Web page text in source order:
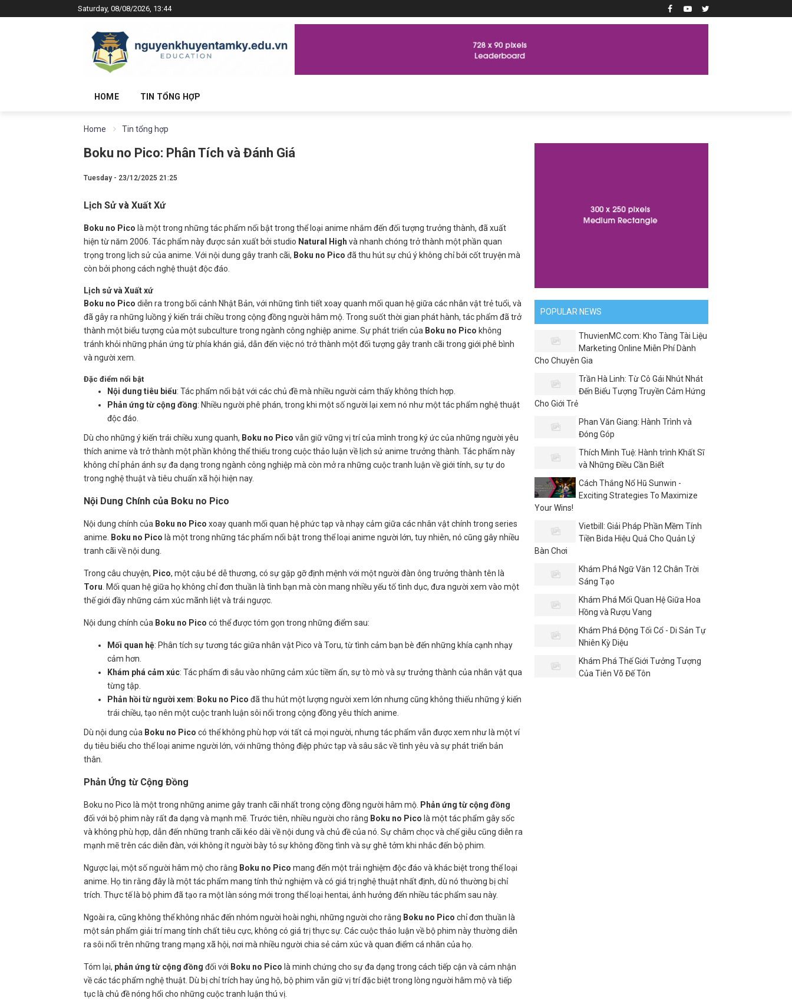
Saturday, 08/08/2026, 13:44
HOME TIN TỔNG HỢP
Home Tin tổng hợp
Boku no Pico: Phân Tích và Đánh Giá
Tuesday - 23/12/2025 21:25
Lịch Sử và Xuất Xứ
Boku no Pico là một trong những tác phẩm nổi bật trong thể loại anime nhắm đến đối tượng trưởng thành, đã xuất
hiện từ năm 2006. Tác phẩm này được sản xuất bởi studio Natural High và nhanh chóng trở thành một phần quan
trọng trong lịch sử của anime. Với nội dung gây tranh cãi, Boku no Pico đã thu hút sự chú ý không chỉ bởi cốt truyện mà
còn bởi phong cách nghệ thuật độc đáo.
Lịch sử và Xuất xứ
Boku no Pico diễn ra trong bối cảnh Nhật Bản, với những tình tiết xoay quanh mối quan hệ giữa các nhân vật trẻ tuổi, và
đã gây ra những luồng ý kiến trái chiều trong cộng đồng người hâm mộ. Trong suốt thời gian phát hành, tác phẩm đã trở
thành một biểu tượng của một subculture trong ngành công nghiệp anime. Sự phát triển của Boku no Pico không
tránh khỏi những phản ứng từ phía khán giả, dẫn đến việc nó trở thành một đối tượng gây tranh cãi trong giới phê bình
và người xem.
Đặc điểm nổi bật
Nội dung tiêu biểu: Tác phẩm nổi bật với các chủ đề mà nhiều người cảm thấy không thích hợp.
Phản ứng từ cộng đồng: Nhiều người phê phán, trong khi một số người lại xem nó như một tác phẩm nghệ thuật
độc đáo.
Dù cho những ý kiến trái chiều xung quanh, Boku no Pico vẫn giữ vững vị trí của mình trong ký ức của những người yêu
thích anime và trở thành một phần không thể thiếu trong cuộc thảo luận về lịch sử anime trưởng thành. Tác phẩm này
không chỉ phản ánh sự đa dạng trong ngành công nghiệp mà còn mở ra những cuộc tranh luận về giới tính, sự tự do
trong nghệ thuật và tiêu chuẩn xã hội hiện nay.
Nội Dung Chính của Boku no Pico
Nội dung chính của Boku no Pico xoay quanh mối quan hệ phức tạp và nhạy cảm giữa các nhân vật chính trong series
anime.
Boku no Pico là một trong những tác phẩm nổi bật trong thể loại anime người lớn, tuy nhiên, nó cũng gây nhiều
tranh cãi về nội dung.
Trong câu chuyện, Pico, một cậu bé dễ thương, có sự gặp gỡ định mệnh với một người đàn ông trưởng thành tên là
Toru . Mối quan hệ giữa họ không chỉ đơn thuần là tình bạn mà còn mang nhiều yếu tố tình dục, đưa người xem vào một
thế giới đầy những cảm xúc mãnh liệt và trái ngược.
Nội dung chính của Boku no Pico có thể được tóm gọn trong những điểm sau:
Mối quan hệ: Phân tích sự tương tác giữa nhân vật Pico và Toru, từ tình cảm bạn bè đến những khía cạnh nhạy
cảm hơn.
Khám phá cảm xúc: Tác phẩm đi sâu vào những cảm xúc tiềm ẩn, sự tò mò và sự trưởng thành của nhân vật qua
từng tập.
Phản hồi từ người xem: Boku no Pico đã thu hút một lượng người xem lớn nhưng cũng không thiếu những ý kiến
trái chiều, tạo nên một cuộc tranh luận sôi nổi trong cộng đồng yêu thích anime.
Dù nội dung của Boku no Pico có thể không phù hợp với tất cả mọi người, nhưng tác phẩm vẫn được xem như là một ví
dụ tiêu biểu cho thể loại anime người lớn, với những thông điệp phức tạp và sâu sắc về tình yêu và sự phát triển bản
thân.
Phản Ứng từ Cộng Đồng
Boku no Pico là một trong những anime gây tranh cãi nhất trong cộng đồng người hâm mộ. Phản ứng từ cộng đồng
đối với bộ phim này rất đa dạng và mạnh mẽ. Trước tiên, nhiều người cho rằng Boku no Pico là một tác phẩm gây sốc
và không phù hợp, dẫn đến những tranh cãi kéo dài về nội dung và chủ đề của nó. Sự châm chọc và chế giễu cũng diễn ra
mạnh mẽ trên các diễn đàn, với không ít người bày tỏ sự không đồng tình và sự ghê tởm khi nhắc đến bộ phim.
Ngược lại, một số người hâm mộ cho rằng Boku no Pico mang đến một trải nghiệm độc đáo và khác biệt trong thể loại
anime. Họ tin rằng đây là một tác phẩm mang tính thử nghiệm và có giá trị nghệ thuật nhất định, dù nó thường bị chỉ
trích. Thực tế là bộ phim đã tạo ra một làn sóng mới trong thể loại hentai, ảnh hưởng đến nhiều tác phẩm sau này.
Ngoài ra, cũng không thể không nhắc đến nhóm người hoài nghi, những người cho rằng Boku no Pico chỉ đơn thuần là
một sản phẩm giải trí mang tính chất tiêu cực, không có giá trị thực sự. Các cuộc thảo luận về bộ phim này thường diễn
ra sôi nổi trên những trang mạng xã hội, nơi mà nhiều người chia sẻ cảm xúc và quan điểm cá nhân của họ.
Tóm lại, phản ứng từ cộng đồng đối với Boku no Pico là minh chứng cho sự đa dạng trong cách tiếp cận và cảm nhận
về các tác phẩm nghệ thuật. Dù bị chỉ trích hay ủng hộ, bộ phim vẫn giữ vị trí đặc biệt trong lòng người hâm mộ và tiếp
tục là chủ đề nóng hổi cho những cuộc tranh luận thú vị.
POPULAR NEWS
ThuvienMC.com: Kho Tàng Tài Liệu
Marketing Online Miễn Phí Dành
Cho Chuyên Gia
Trần Hà Linh: Từ Cô Gái Nhút Nhát
Đến Biểu Tượng Truyền Cảm Hứng
Cho Giới Trẻ
Phan Văn Giang: Hành Trình và
Đóng Góp
Thích Minh Tuệ: Hành trình Khất Sĩ
và Những Điều Cần Biết
Cách Thắng Nổ Hũ Sunwin -
Exciting Strategies To Maximize
Your Wins!
Vietbill: Giải Pháp Phần Mềm Tính
Tiền Bida Hiệu Quả Cho Quản Lý
Bàn Chơi
Khám Phá Ngữ Văn 12 Chân Trời
Sáng Tạo
Khám Phá Mối Quan Hệ Giữa Hoa
Hồng và Rượu Vang
Khám Phá Động Tối Cổ - Di Sản Tự
Nhiên Kỳ Diệu
Khám Phá Thế Giới Tưởng Tượng
Của Tiên Võ Đế Tôn